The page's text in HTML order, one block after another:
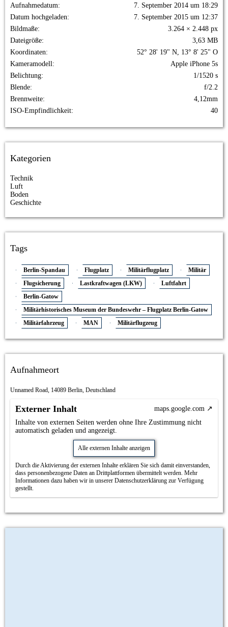
Aufnahmedatum
7. September 2014 um 18:29
Datum hochgeladen
7. September 2015 um 12:37
Bildmaße
3.264 × 2.448 px
Dateigröße
3,63 MB
Koordinaten
52° 28' 19" N, 13° 8' 25" O
Kameramodell
Apple iPhone 5s
Belichtung
1/1520 s
Blende
f/2.2
Brennweite
4,12mm
ISO-Empfindlichkeit
40
Kategorien
Technik
Luft
Boden
Geschichte
Tags
Berlin-Spandau Flugplatz Militärflugplatz
Militär
Flugsicherung
Lastkraftwagen (LKW)
Luftfahrt
Berlin-Gatow
Militärhistorisches Museum der Bundeswehr – Flugplatz Berlin-Gatow
Militärfahrzeug
MAN Militärflugzeug
Aufnahmeort
Unnamed Road, 14089 Berlin, Deutschland
Externer Inhalt
maps.google.com
Inhalte von externen Seiten werden ohne Ihre Zustimmung nicht
automatisch geladen und angezeigt.
Alle externen Inhalte anzeigen
Durch die Aktivierung der externen Inhalte erklären Sie sich damit einverstanden,
dass personenbezogene Daten an Drittplattformen übermittelt werden. Mehr
Informationen dazu haben wir in unserer Datenschutzerklärung zur Verfügung
gestellt.